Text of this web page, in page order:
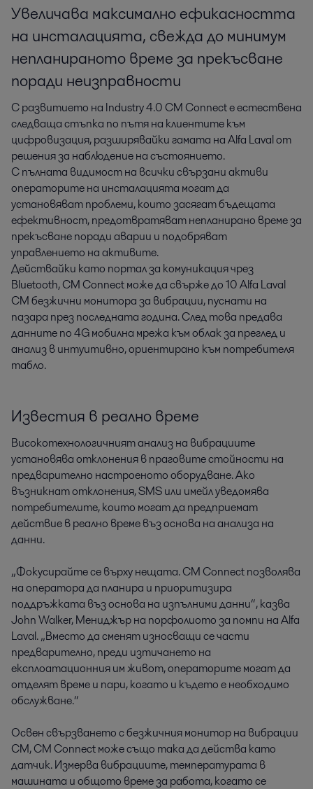
Увеличава максимално ефикасността
на инсталацията, свежда до минимум
непланираното време за прекъсване
поради неизправности
С развитието на Industry 4.0 CM Connect е естествена
следваща стъпка по пътя на клиентите към
цифровизация, разширявайки гамата на Alfa Laval от
решения за наблюдение на състоянието.
С пълната видимост на всички свързани активи
операторите на инсталацията могат да
установяват проблеми, които засягат бъдещата
ефективност, предотвратяват непланирано време за
прекъсване поради аварии и подобряват
управлението на активите.
Действайки като портал за комуникация чрез
Bluetooth, CM Connect може да свърже до 10 Alfa Laval
CM безжични монитора за вибрации, пуснати на
пазара през последната година. След това предава
данните по 4G мобилна мрежа към облак за преглед и
анализ в интуитивно, ориентирано към потребителя
табло.
Известия в реално време
Високотехнологичният анализ на вибрациите
установява отклонения в праговите стойности на
предварително настроеното оборудване. Ако
възникнат отклонения, SMS или имейл уведомява
потребителите, които могат да предприемат
действие в реално време въз основа на анализа на
данни.
„Фокусирайте се върху нещата. CM Connect позволява
на оператора да планира и приоритизира
поддръжката въз основа на изпълними данни“, казва
John Walker, Мениджър на порфолиото за помпи на Alfa
Laval. „Вместо да сменят износващи се части
предварително, преди изтичането на
експлоатационния им живот, операторите могат да
отделят време и пари, когато и където е необходимо
обслужване.“
Освен свързването с безжичния монитор на вибрации
CM, CM Connect може също така да действа като
датчик. Измерва вибрациите, температурата в
машината и общото време за работа, когато се